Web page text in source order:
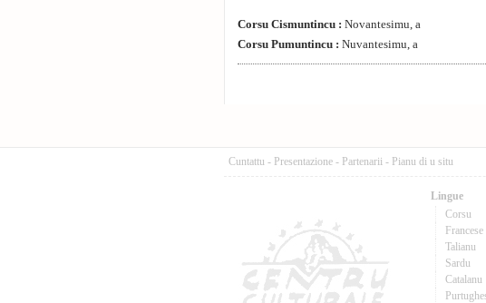
Corsu Cismuntincu : Novantesimu, a
Corsu Pumuntincu : Nuvantesimu, a
Cuntattu - Presentazione - Partenarii - Pianu di u situ
Lingue
Corsu
Francese
Talianu
Sardu
Catalanu